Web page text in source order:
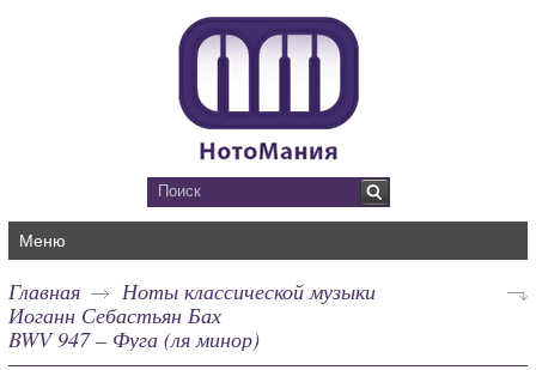
Меню
Главная
Ноты классической музыки
Иоганн Себастьян Бах
BWV 947 – Фуга (ля минор)